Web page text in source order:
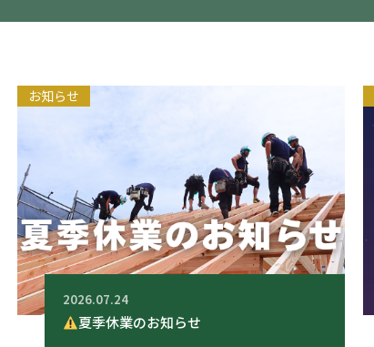
お知らせ
2026.07.24
夏季休業のお知らせ